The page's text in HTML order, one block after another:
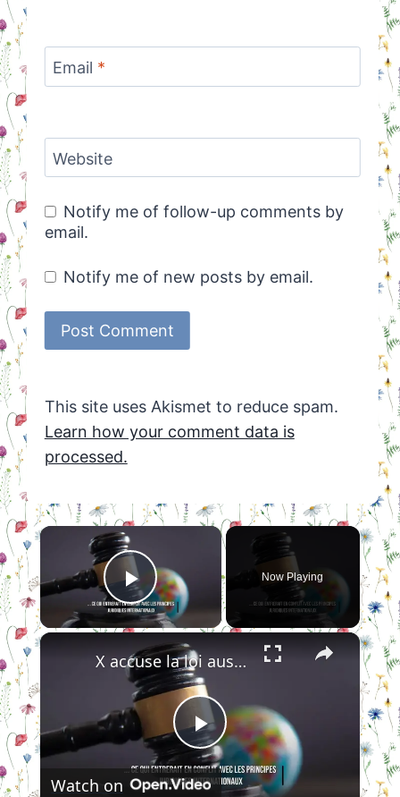
Email *
Website
Notify me of follow-up comments by
email.
Notify me of new posts by email.
This site uses Akismet to reduce spam.
Learn how your comment data is
processed.
×
Play Video
Now Playing
×
Play
X accuse la loi australienne sur l'interdiction des réseaux sociaux aux mineurs d'enfreindre le droit international.
Watch on